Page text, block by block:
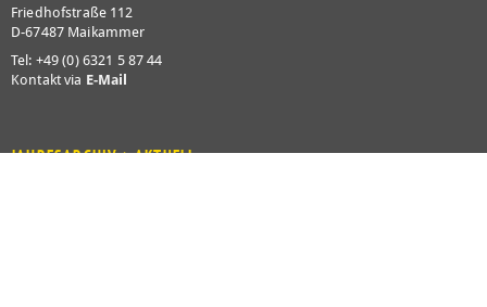
Friedhofstraße 112
D-67487 Maikammer
Tel: +49 (0) 6321 5 87 44
Kontakt via E-Mail
JAHRESARCHIV > AKTUELL